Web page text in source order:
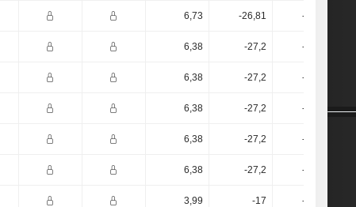
6,73 -26,81 -49,68
6,38 -27,2 -49,97
6,38 -27,2 -49,97
6,38 -27,2 -54,58
6,38 -27,2 -54,58
6,38 -27,2 -54,58
3,99 -17 -31,23